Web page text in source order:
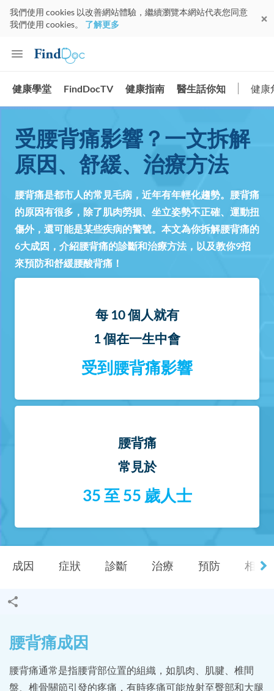
我們使用 cookies 以改善網站體驗，繼續瀏覽本網站代表您同意
我們使用 cookies。 了解更多
健康學堂 FindDocTV 健康指南 醫生話你知 健康
受腰背痛影響？一文拆解
原因、舒緩、治療方法
腰背痛是都市人的常見毛病，近年有年輕化趨勢。腰背痛
的原因有很多，除了肌肉勞損、坐立姿勢不正確、運動扭
傷外，還可能是某些疾病的警號。本文為你拆解腰背痛的
6大成因，介紹腰背痛的診斷和治療方法，以及教你9招
來預防和舒緩腰酸背痛！
每 10 個人就有
1 個在一生中會
受到腰背痛影響
腰背痛
常見於
35 至 55 歲人士
成因 症狀 診斷 治療 預防 相關
腰背痛成因
腰背痛通常是指腰背部位置的組織，如肌肉、肌腱、椎間
盤、椎骨關節引發的疼痛，有時疼痛可能放射至臀部和大腿